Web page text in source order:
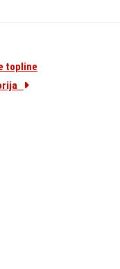
topline